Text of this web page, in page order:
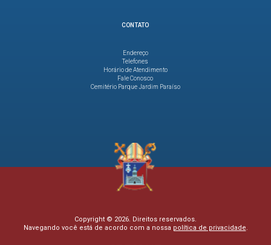
CONTATO
Endereço
Telefones
Horário de Atendimento
Fale Conosco
Cemitério Parque Jardim Paraíso
Copyright © 2026. Direitos reservados.
Navegando você está de acordo com a nossa política de privacidade.